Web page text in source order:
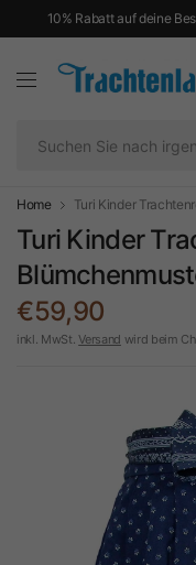
10% Rabatt auf deine
Home Turi Kinder
Turi Kinder
€59,90
inkl. MwSt.Versand wird beim